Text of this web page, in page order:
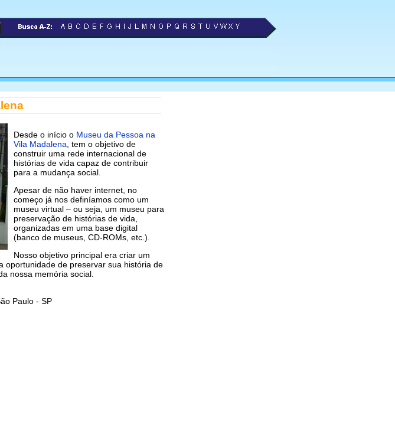
Desde o início o Museu da Pessoa na
Vila Madalena , tem o objetivo de
construir uma rede internacional de
histórias de vida capaz de contribuir
para a mudança social.
Apesar de não haver internet, no
começo já nos definíamos como um
museu virtual – ou seja, um museu para
preservação de histórias de vida,
organizadas em uma base digital
(banco de museus, CD-ROMs, etc.).
Nosso objetivo principal era criar um
oportunidade de preservar sua história de
nossa memória social.
Paulo - SP